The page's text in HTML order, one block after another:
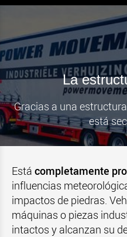
La
Gracias a una
está
Está completamente
influencias
impactos de piedras.
máquinas o piezas
intactos y alcanzan su